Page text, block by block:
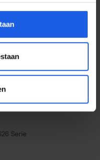
Galaxy S26+
Protector. Deze
Serie